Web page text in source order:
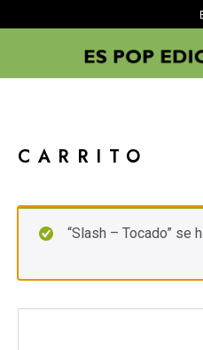
CARRITO
“Slash – Tocado” se